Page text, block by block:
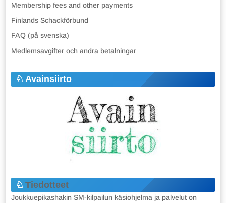
Membership fees and other payments
Finlands Schackförbund
FAQ (på svenska)
Medlemsavgifter och andra betalningar
Avainsiirto
Tiedotteet
Joukkuepikashakin SM-kilpailun käsiohjelma ja palvelut on